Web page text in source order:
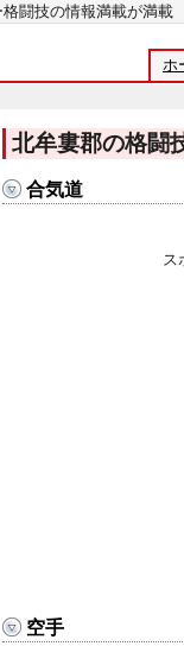
ー格闘技の情報満載が
ホ
北牟婁郡の格闘
合気道
ス
空手